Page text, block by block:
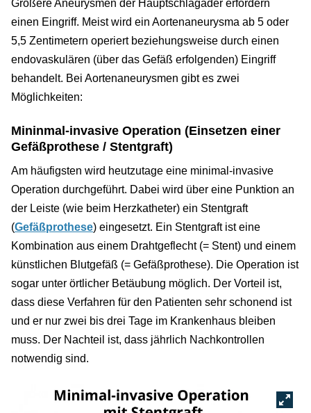
Größere Aneurysmen der Hauptschlagader erfordern
einen Eingriff. Meist wird ein Aortenaneurysma ab 5 oder
5,5 Zentimetern operiert beziehungsweise durch einen
endovaskulären (über das Gefäß erfolgenden) Eingriff
behandelt. Bei Aortenaneurysmen gibt es zwei
Möglichkeiten:
Mininmal-invasive Operation (Einsetzen einer
Gefäßprothese / Stentgraft)
Am häufigsten wird heutzutage eine minimal-invasive
Operation durchgeführt. Dabei wird über eine Punktion an
der Leiste (wie beim Herzkatheter) ein Stentgraft
(Gefäßprothese) eingesetzt. Ein Stentgraft ist eine
Kombination aus einem Drahtgeflecht (= Stent) und einem
künstlichen Blutgefäß (= Gefäßprothese). Die Operation ist
sogar unter örtlicher Betäubung möglich. Der Vorteil ist,
dass diese Verfahren für den Patienten sehr schonend ist
und er nur zwei bis drei Tage im Krankenhaus bleiben
muss. Der Nachteil ist, dass jährlich Nachkontrollen
notwendig sind.